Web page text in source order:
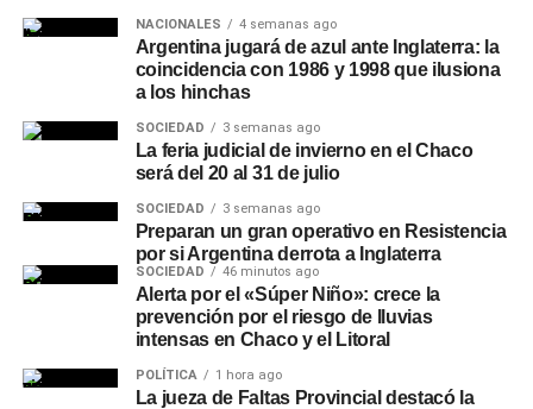
NACIONALES 4 semanas ago
Argentina jugará de azul ante Inglaterra: la
coincidencia con 1986 y 1998 que ilusiona
a los hinchas
SOCIEDAD 3 semanas ago
La feria judicial de invierno en el Chaco
será del 20 al 31 de julio
SOCIEDAD 3 semanas ago
Preparan un gran operativo en Resistencia
por si Argentina derrota a Inglaterra
SOCIEDAD 46 minutos ago
Alerta por el «Súper Niño»: crece la
prevención por el riesgo de lluvias
intensas en Chaco y el Litoral
POLÍTICA 1 hora ago
La jueza de Faltas Provincial destacó la